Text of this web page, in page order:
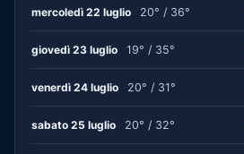
mercoledì 22 luglio 20° / 36°
giovedì 23 luglio 19° / 35°
venerdì 24 luglio 20° / 31°
sabato 25 luglio 20° / 32°